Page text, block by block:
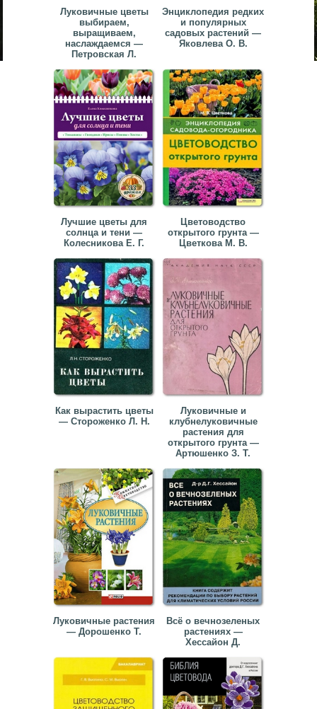
Луковичные цветы
выбираем,
выращиваем,
наслаждаемся —
Петровская Л.
Энциклопедия редких
и популярных
садовых растений —
Яковлева О. В.
Лучшие цветы для
солнца и тени —
Колесникова Е. Г.
Цветоводство
открытого грунта —
Цветкова М. В.
Как вырастить цветы
— Стороженко Л. Н.
Луковичные и
клубнелуковичные
растения для
открытого грунта —
Артюшенко З. Т.
Луковичные растения
— Дорошенко Т.
Всё о вечнозеленых
растениях —
Хессайон Д.